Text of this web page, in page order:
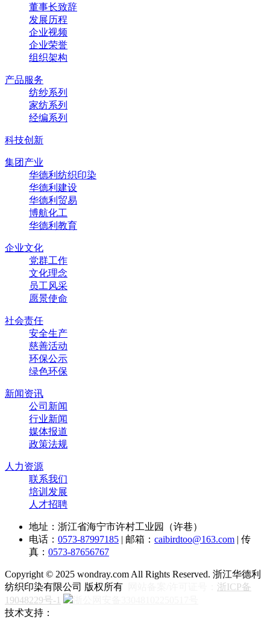
董事长致辞
发展历程
企业视频
企业荣誉
组织架构
产品服务
纺纱系列
家纺系列
经编系列
科技创新
集团产业
华德利纺织印染
华德利建设
华德利贸易
博航化工
华德利教育
企业文化
党群工作
文化理念
员工风采
愿景使命
社会责任
安全生产
慈善活动
环保公示
绿色环保
新闻资讯
公司新闻
行业新闻
媒体报道
政策法规
人力资源
联系我们
培训发展
人才招聘
地址：浙江省海宁市许村工业园（许巷）
电话： 0573-87997185 | 邮箱： caibirdtoo@163.com | 传
真： 0573-87656767
Copyright © 2025 wondray.com All Rights Reserved. 浙江华德利
纺织印染有限公司 版权所有
浙ICP备
19048229号-1
技术支持：